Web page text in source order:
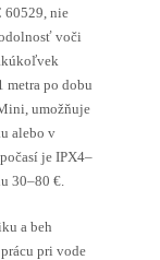
60529, nie
voči
metra po dobu
umožňuje
alebo v
je IPX4–
30–80 €.
a beh
pri vode